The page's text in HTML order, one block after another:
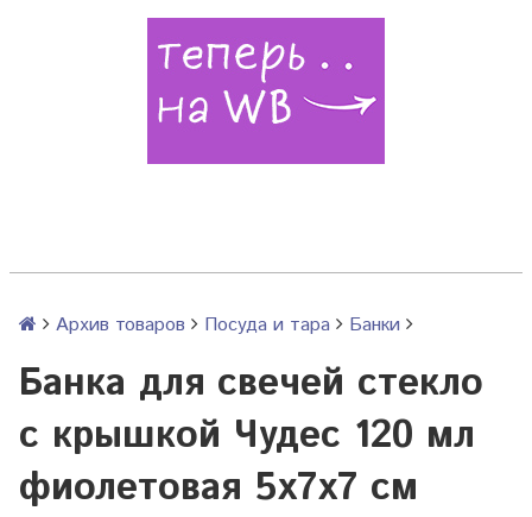
Архив товаров Посуда и тара Банки
Банка для свечей стекло
с крышкой Чудес 120 мл
фиолетовая 5х7х7 см